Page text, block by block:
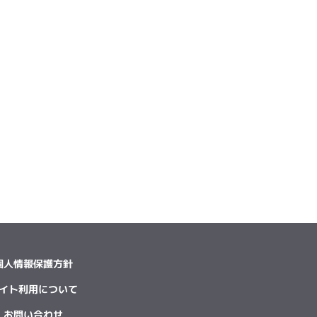
人情報保護方針
ト利用について
お問い合わせ